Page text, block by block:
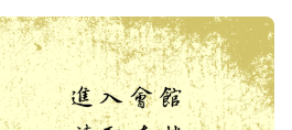
像、影片和文件也變得非常容易。
雀(麻將)並在PC上運行。享受PC
吧!